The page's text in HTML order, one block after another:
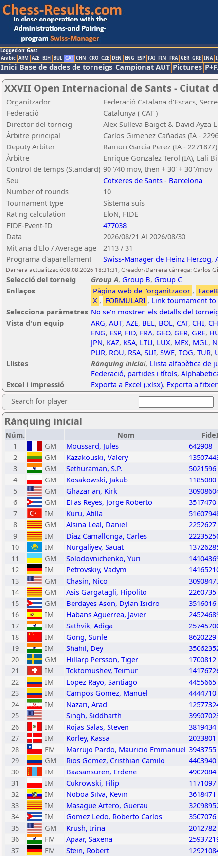
Logged on: Gast
Arabic ARM AZE BIH BUL CAT CHN CRO CZE DEN ENG ESP FAI FIN FRA GER GRE INA
Inici Base de dades de torneigs Campionat AUT Pictures
XXVII Open Internacional de Sants - Ciutat
Organitzador
Federació Catalana d'Escacs,
Federació
Catalunya ( CAT )
Director del torneig
Alex Sulleva Baiget & David Ayza
Àrbitre principal
Carlos Gimenez Cañadas (IA -
Deputy Arbiter
Ramon Garcia Perez (IA - 2271877)
Àrbitre
Enrique Gonzalez Terol (IA), Lali
Control de temps (Standard) 90 '/40 mov, then + 30' + 30''/mov
Seu
Cotxeres de Sants - Barcelona
Number of rounds
10
Tournament type
Sistema suís
Rating calculation
EloN, FIDE
FIDE-Event-ID
477038
Data
2026/08/21 Al 2026/08/30
Mitjana d'Elo / Average age
2113 / 31
Programa d'aparellament
Swiss-Manager de Heinz Herzog,
Darrera actualització08.08.2026 18:31:31, Creador/Darrera càrrega: Carlos
Selecció del torneig Group A, Group B, Group C
Enllaços
Pàgina web de l'organitzador ,
X , FORMULARI , Link tournament
Selecciona paràmetres No se'n mostren els detalls del
Vista d'un equip
ARG, AUT, AZE, BEL, BOL, CAT, CHI,
ENG, ESP, FID, FRA, GEO, GER, GRE,
JPN, KAZ, KSA, LTU, LUX, MEX, MGL,
PUR, ROU, RSA, SUI, SWE, TOG, TUR,
Llistes
Rànquing inicial, Llista alfabètica de
Federació, partides i títols,
Excel i impressió
Exporta a Excel (.xlsx), Exporta a fitxer
Search for player
Rànquing inicial
Núm. Nom
1
GM Moussard, Jules
642908
2
GM Kazakouski, Valery
3
GM Sethuraman, S.P.
5021596
4
GM Kosakowski, Jakub
1185080
5
GM Ghazarian, Kirk
6
GM Elias Reyes, Jorge Roberto
3517470
7
IM Kuru, Atilla
8
GM Alsina Leal, Daniel
2252627
9
IM Diaz Camallonga, Carles
10
IM Nurgaliyev, Sauat
11
GM Solodovnichenko, Yuri
12
IM Petrovskiy, Vadym
13
GM Chasin, Nico
14
GM Asis Gargatagli, Hipolito
2260735
15
GM Berdayes Ason, Dylan Isidro
3516016
16
IM Habans Aguerrea, Javier
17
IM Sathvik, Adiga
18
IM Gong, Sunle
8620229
19
IM Shahil, Dey
20
GM Hillarp Persson, Tiger
1700812
21
IM Toktomushev, Teimur
22
IM Lopez Rayo, Santiago
4455665
23
IM Campos Gomez, Manuel
4444710
24
IM Nazari, Arad
25
Singh, Siddharth
26
IM Rojas Salas, Steven
3819434
27
IM Korley, Kassa
2033801
28
FM Marrujo Pardo, Mauricio Emmanuel 3943755
29
GM Rios Gomez, Cristhian Camilo
4403940
30
IM Baasansuren, Erdene
4902084
31
IM Cukrowski, Filip
1171097
32
IM Noboa Silva, Kevin
3618471
33
IM Masague Artero, Guerau
34
IM Gomez Ledo, Roberto Carlos
3507076
35
GM Krush, Irina
2012782
36
FM Apaar, Saxena
37
FM Stein, Robert